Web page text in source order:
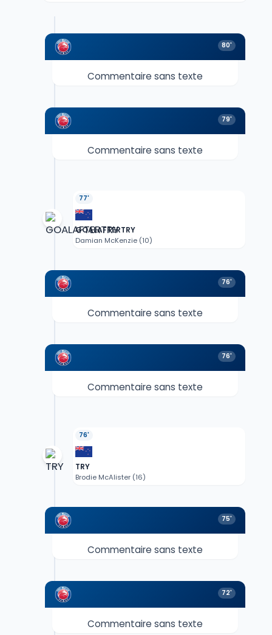
80'
Commentaire sans texte
79'
Commentaire sans texte
77'
GOALAFTERTRY
Damian McKenzie (10)
76'
Commentaire sans texte
76'
Commentaire sans texte
76'
TRY
Brodie McAlister (16)
75'
Commentaire sans texte
72'
Commentaire sans texte